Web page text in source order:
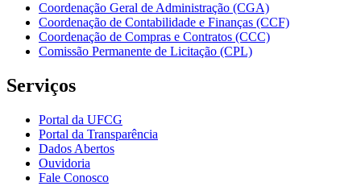
Coordenação Geral de Administração (CGA)
Coordenação de Contabilidade e Finanças (CCF)
Coordenação de Compras e Contratos (CCC)
Comissão Permanente de Licitação (CPL)
Serviços
Portal da UFCG
Portal da Transparência
Dados Abertos
Ouvidoria
Fale Conosco